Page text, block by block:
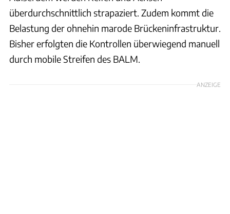
überdurchschnittlich strapaziert. Zudem kommt die
Belastung der ohnehin marode Brückeninfrastruktur.
Bisher erfolgten die Kontrollen überwiegend manuell
durch mobile Streifen des BALM.
ANZEIGE